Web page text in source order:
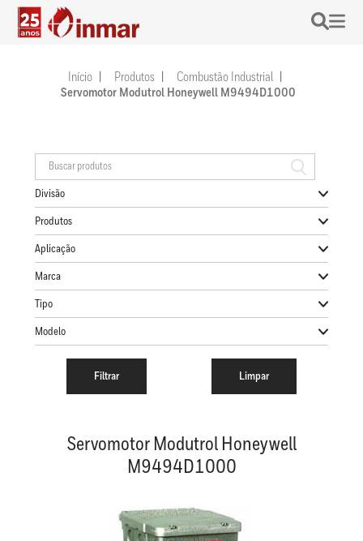
Início Produtos
Combustão Industrial
Servomotor Modutrol Honeywell M9494D1000
Divisão
Produtos
Aplicação
Marca
Tipo
Modelo
Servomotor Modutrol Honeywell
M9494D1000